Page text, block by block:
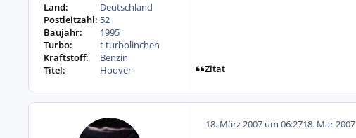
Land:
Deutschland
Postleitzahl: 52
Baujahr:
1995
Turbo:
t turbolinchen
Kraftstoff:
Benzin
Titel:
Hoover Zitat
18. März 2007 um 06:2718. Mar 2007